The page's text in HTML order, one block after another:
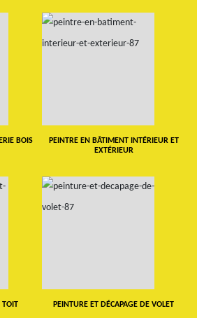
BOIS
PEINTRE EN BÂTIMENT INTÉRIEUR ET
EXTÉRIEUR
TOIT PEINTURE ET DÉCAPAGE DE VOLET